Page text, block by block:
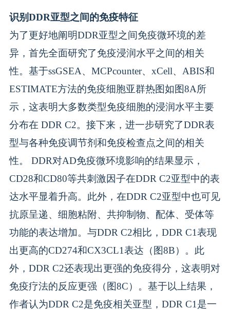
识别DDR亚型之间的免疫特征
为了更好地阐明DDR亚型之间免疫微环境的差
异，首先全面研究了免疫浸润水平之间的相关
性。基于ssGSEA、MCPcounter、xCell、ABIS和
ESTIMATE方法的免疫细胞亚群热图如图8A所
示，这表明大多数类型免疫细胞的浸润水平主要
分布在 DDR C2。接下来，进一步研究了DDR表
型与各种免疫调节剂和免疫检查点之间的相关
性。 DDR对AD免疫微环境影响的结果显示，
CD28和CD80等共刺激因子在DDR C2亚型中的表
达水平显着升高。此外，在DDR C2亚型中也可见
抗原呈递、细胞粘附、共抑制物、配体、受体等
功能的表达增加。与DDR C2相比，DDR C1表现
出更高的CD274和CX3CL1表达（图8B）。此
外，DDR C2还表现出更强的免疫得分，这表明对
免疫疗法的反应更强（图8C）。基于以上结果，
作者认为DDR C2是免疫相关亚型，DDR C1是一